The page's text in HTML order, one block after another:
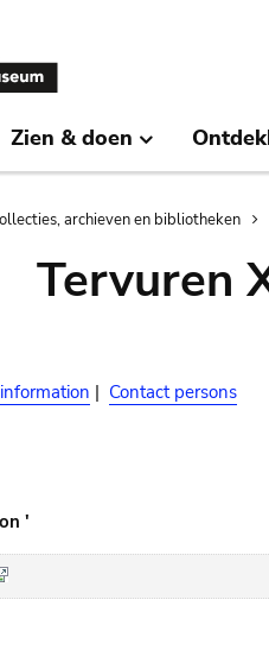
Zien & doen
archieven en bibliotheken
Tervuren
| Contact persons
'